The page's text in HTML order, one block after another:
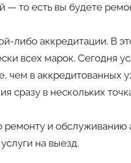
— то есть вы будете
либо аккредитации. В
всех марок. Сегодня
чем в аккредитованных
сразу в нескольких
ремонту и
на выезд.